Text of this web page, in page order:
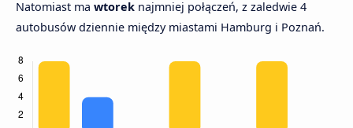
Natomiast ma wtorek najmniej połączeń, z zaledwie 4
autobusów dziennie między miastami Hamburg i Poznań.